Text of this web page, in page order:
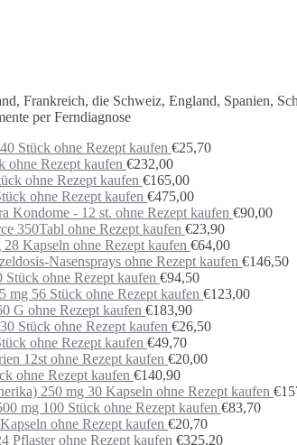
Frankreich, die Schweiz, England, Spanien,
per Ferndiagnose
Stück ohne Rezept kaufen €25,70
ohne Rezept kaufen €232,00
ohne Rezept kaufen €165,00
ohne Rezept kaufen €475,00
Kondome - 12 st. ohne Rezept kaufen €90,00
350Tabl ohne Rezept kaufen €23,90
Kapseln ohne Rezept kaufen €64,00
Nasensprays ohne Rezept kaufen €146,50
ohne Rezept kaufen €94,50
mg 56 Stück ohne Rezept kaufen €123,00
G ohne Rezept kaufen €183,90
Stück ohne Rezept kaufen €26,50
ohne Rezept kaufen €49,70
12st ohne Rezept kaufen €20,00
ohne Rezept kaufen €140,90
250 mg 30 Kapseln ohne Rezept kaufen €
mg 100 Stück ohne Rezept kaufen €83,70
ohne Rezept kaufen €20,70
Pflaster ohne Rezept kaufen €325,20